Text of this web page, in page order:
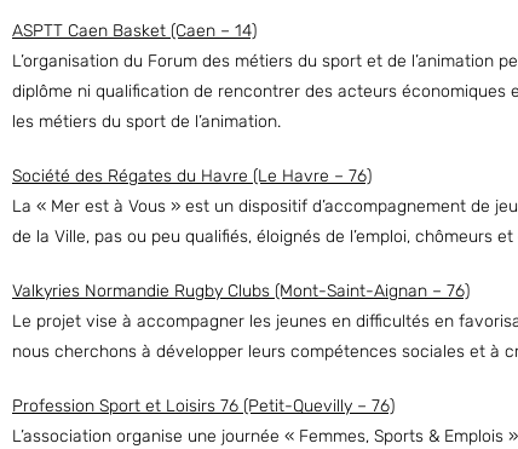
ASPTT Caen Basket (Caen – 14)
L’organisation du Forum des métiers du sport et de l’animation
diplôme ni qualification de rencontrer des acteurs économiques
les métiers du sport de l’animation.
Société des Régates du Havre (Le Havre – 76)
La « Mer est à Vous » est un dispositif d’accompagnement de
de la Ville, pas ou peu qualifiés, éloignés de l’emploi, chômeurs
Valkyries Normandie Rugby Clubs (Mont-Saint-Aignan – 76)
Le projet vise à accompagner les jeunes en difficultés en
nous cherchons à développer leurs compétences sociales et à
Profession Sport et Loisirs 76 (Petit-Quevilly – 76)
L’association organise une journée « Femmes, Sports &